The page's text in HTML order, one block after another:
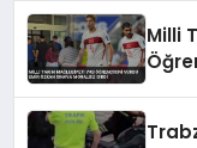
Milli